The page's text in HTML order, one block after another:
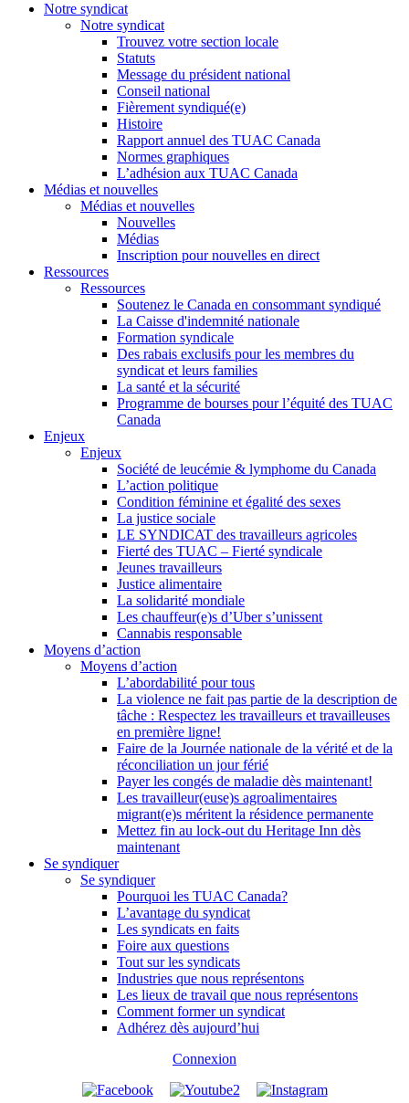
Notre syndicat
Notre syndicat
Trouvez votre section locale
Statuts
Message du président national
Conseil national
Fièrement syndiqué(e)
Histoire
Rapport annuel des TUAC Canada
Normes graphiques
L’adhésion aux TUAC Canada
Médias et nouvelles
Médias et nouvelles
Nouvelles
Médias
Inscription pour nouvelles en direct
Ressources
Ressources
Soutenez le Canada en consommant syndiqué
La Caisse d'indemnité nationale
Formation syndicale
Des rabais exclusifs pour les membres du
syndicat et leurs families
La santé et la sécurité
Programme de bourses pour l’équité des TUAC
Canada
Enjeux
Enjeux
Société de leucémie & lymphome du Canada
L’action politique
Condition féminine et égalité des sexes
La justice sociale
LE SYNDICAT des travailleurs agricoles
Fierté des TUAC – Fierté syndicale
Jeunes travailleurs
Justice alimentaire
La solidarité mondiale
Les chauffeur(e)s d’Uber s’unissent
Cannabis responsable
Moyens d’action
Moyens d’action
L’abordabilité pour tous
La violence ne fait pas partie de la description de
tâche : Respectez les travailleurs et travailleuses
en première ligne!
Faire de la Journée nationale de la vérité et de la
réconciliation un jour férié
Payer les congés de maladie dès maintenant!
Les travailleur(euse)s agroalimentaires
migrant(e)s méritent la résidence permanente
Mettez fin au lock-out du Heritage Inn dès
maintenant
Se syndiquer
Se syndiquer
Pourquoi les TUAC Canada?
L’avantage du syndicat
Les syndicats en faits
Foire aux questions
Tout sur les syndicats
Industries que nous représentons
Les lieux de travail que nous représentons
Comment former un syndicat
Adhérez dès aujourd’hui
Connexion